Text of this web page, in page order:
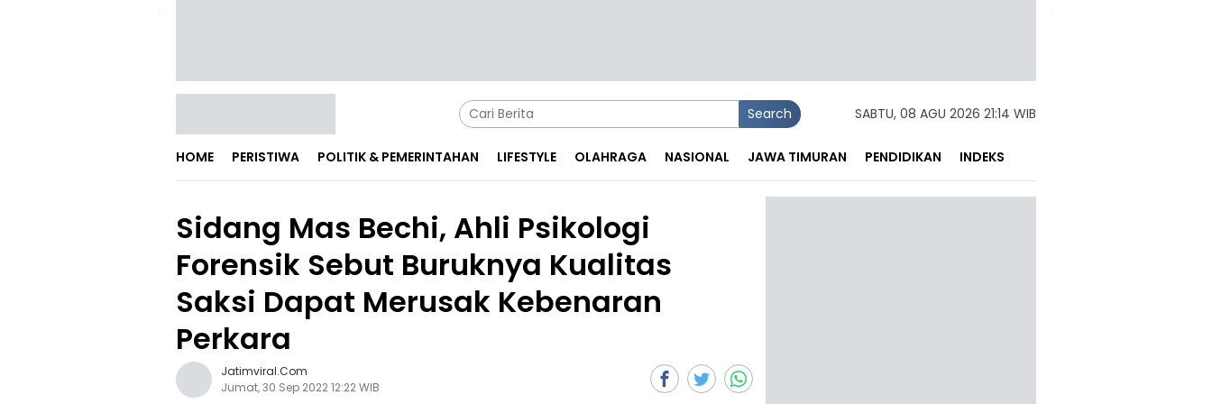
Search SABTU, 08 AGU 2026 21:14 WIB
HOME PERISTIWA POLITIK & PEMERINTAHAN LIFESTYLE OLAHRAGA NASIONAL JAWA TIMURAN PENDIDIKAN INDEKS
Sidang Mas Bechi, Ahli Psikologi
Forensik Sebut Buruknya Kualitas
Saksi Dapat Merusak Kebenaran
Perkara
Jatimviral.com
Jumat, 30 Sep 2022 12:22 WIB